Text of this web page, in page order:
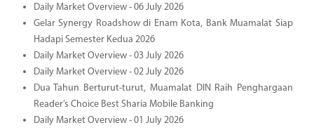
Daily Market Overview - 06 July 2026
Gelar Synergy Roadshow di Enam Kota, Bank Muamalat Siap
Hadapi Semester Kedua 2026
Daily Market Overview - 03 July 2026
Daily Market Overview - 02 July 2026
Dua Tahun Berturut-turut, Muamalat DIN Raih Penghargaan
Reader’s Choice Best Sharia Mobile Banking
Daily Market Overview - 01 July 2026